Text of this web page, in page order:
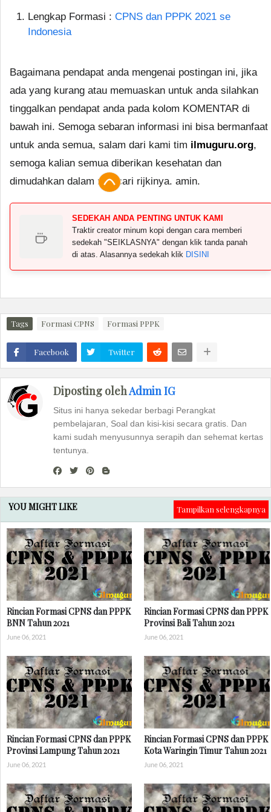
Lengkap Formasi : CPNS dan PPPK 2021 se
Indonesia
Bagaimana pendapat anda mengenai postingan ini, jika
ada yang kurang atau memuaskan untuk anda silahkan
tinggalkan pendapat anda pada kolom KOMENTAR di
bawah ini. Semoga sebaran informasi ini bisa bermanfaat
untuk anda semua, salam dari kami tim ilmuguru.org,
semoga kalian semua diberikan kesehatan dan
dimudahkan dalam mencari rijkinya. amin.
SEDEKAH ANDA PENTING UNTUK KAMI
Traktir creator minum kopi dengan cara memberi
sedekah "SEIKLASNYA" dengan klik tanda panah
di atas. Alasannya sedekah klik DISINI
Tags Formasi CPNS Formasi PPPK
Facebook Twitter
Diposting olehAdmin IG
Situs ini hanya sekedar berbagi Perangkat
pembelajaran, Soal dan kisi-kisi secara gratis. Dan
kami sudah menyusunnya serapih dan sehemat kertas
tentunya.
YOU MIGHT LIKE Tampilkan selengkapnya
Rincian Formasi CPNS dan PPPK
BNN Tahun 2021
June 06, 2021
Rincian Formasi CPNS dan PPPK
Provinsi Bali Tahun 2021
June 06, 2021
Rincian Formasi CPNS dan PPPK
Provinsi Lampung Tahun 2021
June 06, 2021
Rincian Formasi CPNS dan PPPK
Kota Waringin Timur Tahun 2021
June 06, 2021